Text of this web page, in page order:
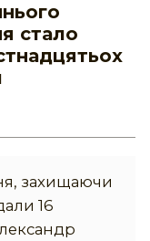
стало
захищаючи
16